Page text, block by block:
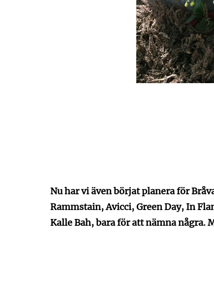
Nu har vi även börjat planera för
Rammstain, Avicci, Green Day, In
Kalle Bah, bara för att nämna några.